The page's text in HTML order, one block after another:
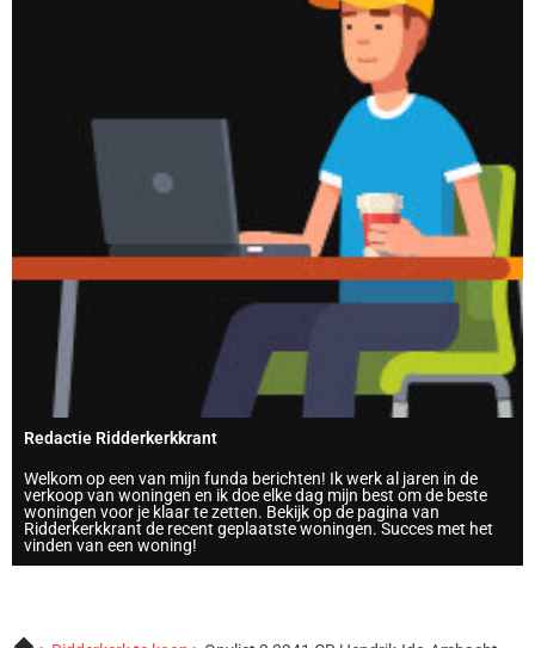
Redactie Ridderkerkkrant
Welkom op een van mijn funda berichten! Ik werk al jaren in de
verkoop van woningen en ik doe elke dag mijn best om de beste
woningen voor je klaar te zetten. Bekijk op de pagina van
Ridderkerkkrant de recent geplaatste woningen. Succes met het
vinden van een woning!